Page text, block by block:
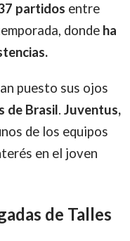
partidos entre
donde ha
puesto sus ojos
de Brasil. Juventus,
de los equipos
en el joven
de Talles